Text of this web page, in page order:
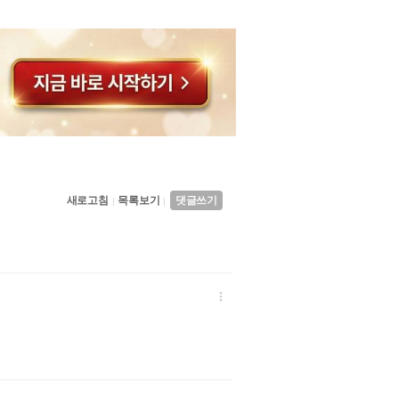
새로고침 | 목록보기 | 댓글쓰기
